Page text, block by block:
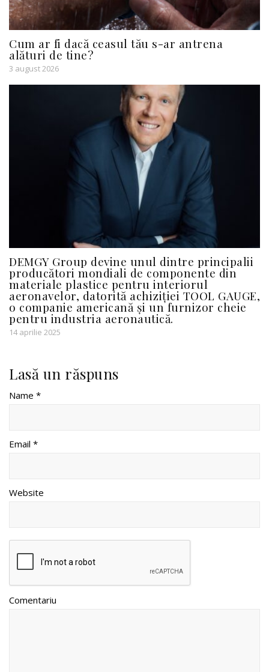
Cum ar fi dacă ceasul tău s-ar antrena
alături de tine?
3 august 2026
DEMGY Group devine unul dintre principalii
producători mondiali de componente din
materiale plastice pentru interiorul
aeronavelor, datorită achiziției TOOL GAUGE,
o companie americană și un furnizor cheie
pentru industria aeronautică.
14 aprilie 2025
Lasă un răspuns
Name *
Email *
Website
Comentariu